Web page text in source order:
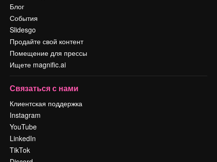
Блог
События
Slidesgo
Продайте свой контент
Помещение для прессы
Ищете magnific.ai
Связаться с нами
Клиентская поддержка
Instagram
YouTube
LinkedIn
TikTok